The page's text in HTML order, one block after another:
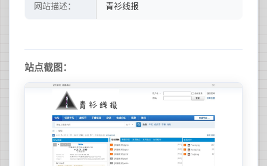
网站描述： 青衫线报
站点截图：